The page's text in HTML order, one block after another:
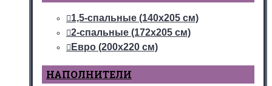
1,5-спальные (140х205 см)
2-спальные (172х205 см)
Евро (200х220 см)
НАПОЛНИТЕЛИ